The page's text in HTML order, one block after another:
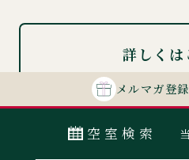
メルマガ登
空室検索
詳しくは